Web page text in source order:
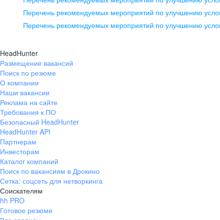
pr@ural.hh.ru
помещение 21
+7 383 207-94-64
pr@nsk.hh.ru
Перечень рекомендуемых мероприятий по улучшению
Перечень рекомендуемых мероприятий по улучшению
HeadHunter
Размещение вакансий
Поиск по резюме
О компании
Наши вакансии
Реклама на сайте
Требования к ПО
Безопасный HeadHunter
HeadHunter API
Партнерам
Инвесторам
Каталог компаний
Поиск по вакансиям в Дрокино
Сетка: соцсеть для нетворкинга
Соискателям
hh PRO
Готовое резюме